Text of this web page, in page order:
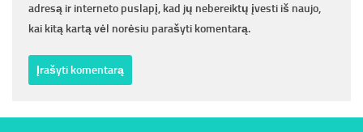
adresą ir interneto puslapį, kad jų nebereiktų įvesti iš naujo,
kai kitą kartą vėl norėsiu parašyti komentarą.